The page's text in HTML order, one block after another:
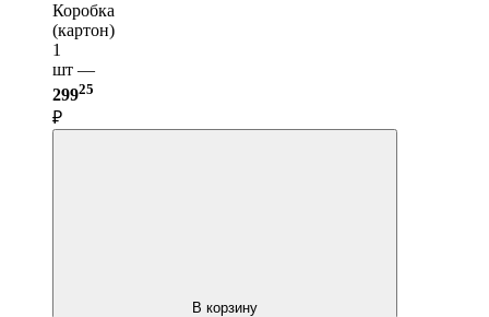
Коробка
(картон)
1
шт —
29925
₽
В корзину